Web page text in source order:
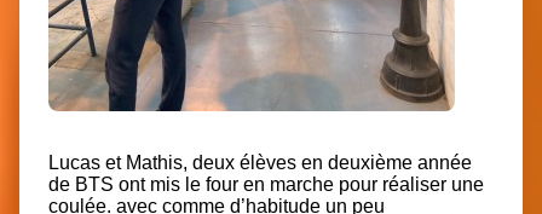
Lucas et Mathis, deux élèves en deuxième année
de BTS ont mis le four en marche pour réaliser une
coulée. avec comme d’habitude un peu